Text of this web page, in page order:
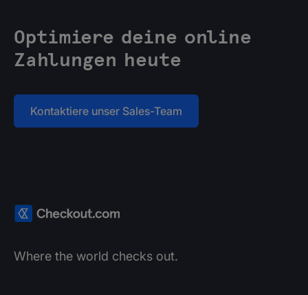
Optimiere deine online
Zahlungen heute
Kontaktiere unser Sales-Team
Where the world checks out.